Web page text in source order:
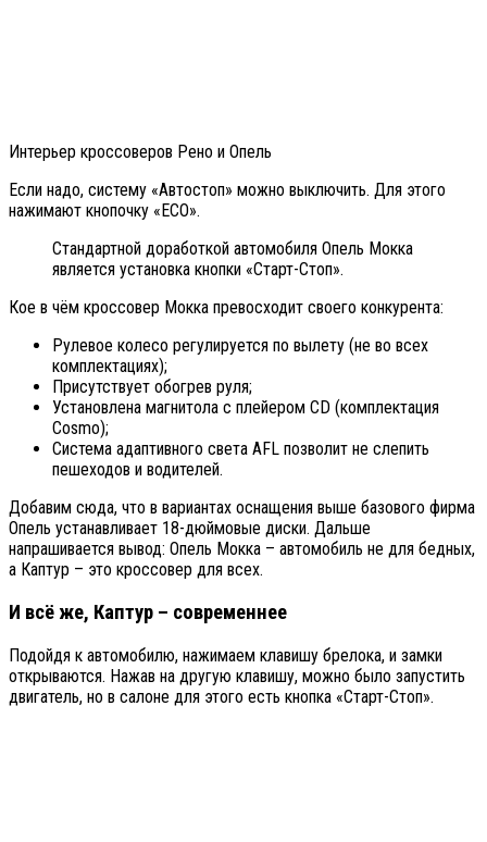
Интерьер кроссоверов Рено и Опель
Если надо, систему «Автостоп» можно выключить. Для этого
нажимают кнопочку «ECO».
Стандартной доработкой автомобиля Опель Мокка
является установка кнопки «Старт-Стоп».
Кое в чём кроссовер Мокка превосходит своего конкурента:
Рулевое колесо регулируется по вылету (не во всех
комплектациях);
Присутствует обогрев руля;
Установлена магнитола с плейером CD (комплектация
Cosmo);
Система адаптивного света AFL позволит не слепить
пешеходов и водителей.
Добавим сюда, что в вариантах оснащения выше базового фирма
Опель устанавливает 18-дюймовые диски. Дальше
напрашивается вывод: Опель Мокка – автомобиль не для бедных,
а Каптур – это кроссовер для всех.
И всё же, Каптур – современнее
Подойдя к автомобилю, нажимаем клавишу брелока, и замки
открываются. Нажав на другую клавишу, можно было запустить
двигатель, но в салоне для этого есть кнопка «Старт-Стоп».